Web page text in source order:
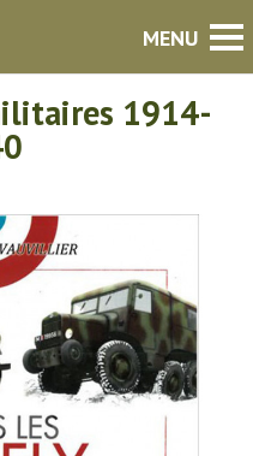
1914-